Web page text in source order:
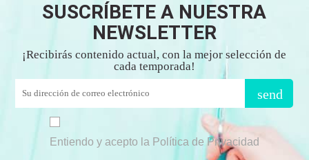
SUSCRÍBETE A NUESTRA
NEWSLETTER
¡Recibirás contenido actual, con la mejor selección de
cada temporada!
send
Entiendo y acepto la Política de Privacidad